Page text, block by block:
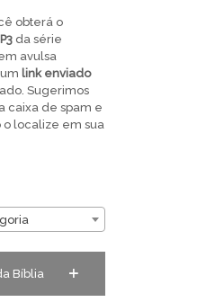
obterá o
da série
avulsa
umlink enviado
Sugerimos
caixa de spam e
o localize em sua
Bíblia